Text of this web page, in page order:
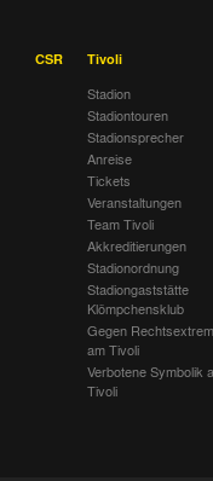
CSR
Tivoli
Stadion
Stadiontouren
Stadionsprecher
Anreise
Tickets
Veranstaltungen
Team Tivoli
Akkreditierungen
Stadionordnung
Stadiongaststätte
Klömpchensklub
Gegen
am Tivoli
Verbotene Symbolik
Tivoli